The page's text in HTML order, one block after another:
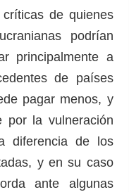
de quienes
podrían
principalmente a
de países
pagar menos, y
por la vulneración
diferencia de los
y en su caso
ante algunas